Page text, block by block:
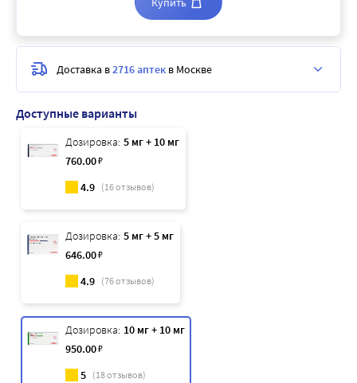
Доступные варианты
Дозировка: 5 мг + 10 мг
760.00₽
4.9 (16отзывов)
Дозировка: 5 мг + 5 мг
646.00₽
4.9 (76отзывов)
Дозировка: 10 мг + 10 мг
950.00₽
5 (18отзывов)
Доставка в2716 аптек в Москве